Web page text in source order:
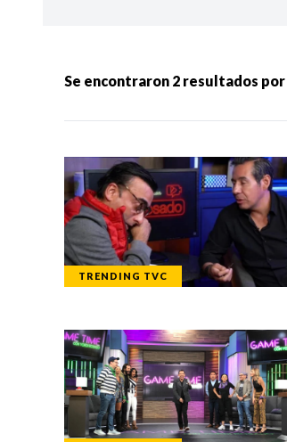
Categorias: NOTICIAS
Se encontraron 2 resultados por
TRENDING TVC